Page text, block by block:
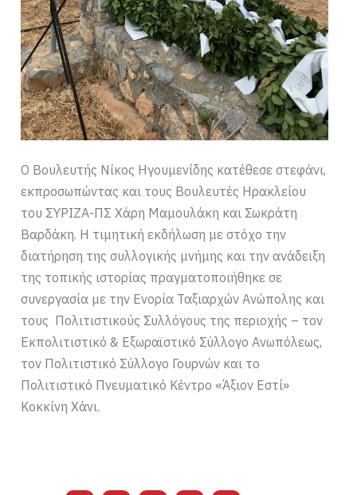
Ο Βουλευτής Νίκος Ηγουμενίδης κατέθεσε στεφάνι,
εκπροσωπώντας και τους Βουλευτές Ηρακλείου
του ΣΥΡΙΖΑ-ΠΣ Χάρη Μαμουλάκη και Σωκράτη
Βαρδάκη. Η τιμητική εκδήλωση με στόχο την
διατήρηση της συλλογικής μνήμης και την ανάδειξη
της τοπικής ιστορίας πραγματοποιήθηκε σε
συνεργασία με την Ενορία Ταξιαρχών Ανώπολης και
τους Πολιτιστικούς Συλλόγους της περιοχής – τον
Εκπολιτιστικό & Εξωραϊστικό Σύλλογο Ανωπόλεως,
τον Πολιτιστικό Σύλλογο Γουρνών και το
Πολιτιστικό Πνευματικό Κέντρο «Άξιον Εστί»
Κοκκίνη Χάνι.